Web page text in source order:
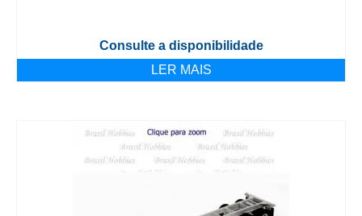
Consulte a disponibilidade
LER MAIS